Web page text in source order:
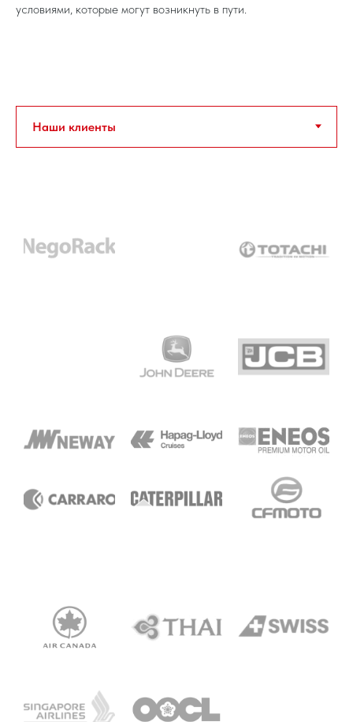
условиями, которые могут возникнуть в пути.